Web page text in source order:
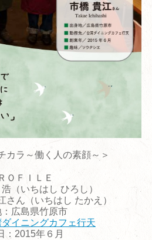
カラ～働く人の素顔～＞
ＯＦＩＬＥ
（いちはし ひろし）
さん（いちはし たかえ）
：広島県竹原市
ダイニングカフェ行天
：2015年６月